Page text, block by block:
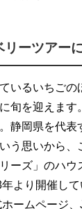
リーツアー
いるいちごの
旬を迎えます
静岡県を代表
う思いから
ーズ」のハウ
より開催して
ームページ